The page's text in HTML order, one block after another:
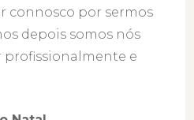
connosco por sermos
depois somos nós
profissionalmente e